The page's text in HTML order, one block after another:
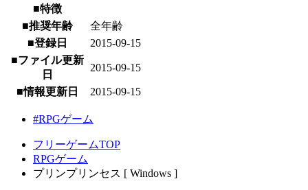
■特徴
■推奨年齢
全年齢
■登録日
2015-09-15
■ファイル更新
日
2015-09-15
■情報更新日 2015-09-15
#RPGゲーム
フリーゲームTOP
RPGゲーム
プリンプリンセス [ Windows ]